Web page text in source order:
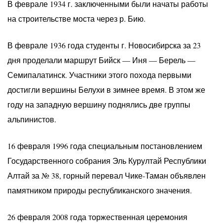
В феврале 1934 г. заключенными были начаты работы
на строительстве моста через р. Бию.
В феврале 1936 года студенты г. Новосибирска за 23
дня проделали маршрут Бийск — Иня — Берель —
Семипалатинск. Участники этого похода первыми
достигли вершины Белухи в зимнее время. В этом же
году на западную вершину поднялись две группы
альпинистов.
16 февраля 1996 года специальным постановлением
Государственного собрания Эль Курултай Республики
Алтай за № 38, горный перевал Чике-Таман объявлен
памятником природы республиканского значения.
26 февраля 2008 года торжественная церемония